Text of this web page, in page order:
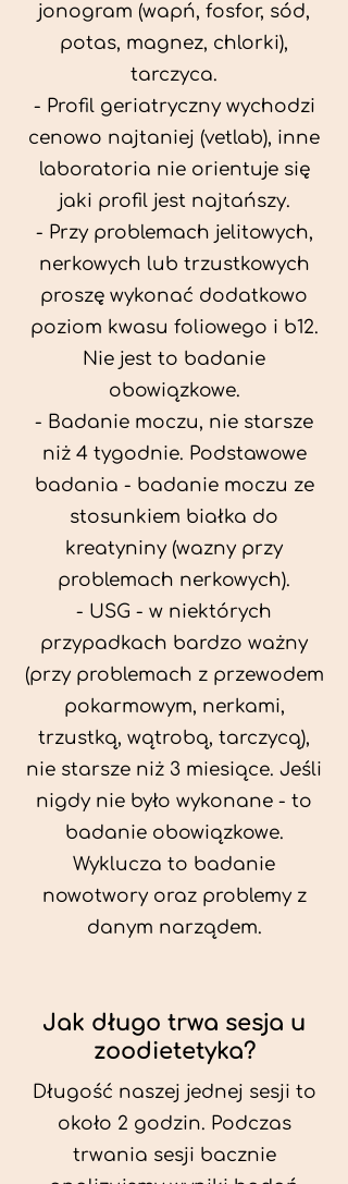
jonogram (wapń, fosfor, sód,
potas, magnez, chlorki),
tarczyca.
- Profil geriatryczny wychodzi
cenowo najtaniej (vetlab), inne
laboratoria nie orientuje się
jaki profil jest najtańszy.
- Przy problemach jelitowych,
nerkowych lub trzustkowych
proszę wykonać dodatkowo
poziom kwasu foliowego i b12.
Nie jest to badanie
obowiązkowe.
- Badanie moczu, nie starsze
niż 4 tygodnie. Podstawowe
badania - badanie moczu ze
stosunkiem białka do
kreatyniny (wazny przy
problemach nerkowych).
- USG - w niektórych
przypadkach bardzo ważny
(przy problemach z przewodem
pokarmowym, nerkami,
trzustką, wątrobą, tarczycą),
nie starsze niż 3 miesiące. Jeśli
nigdy nie było wykonane - to
badanie obowiązkowe.
Wyklucza to badanie
nowotwory oraz problemy z
danym narządem.
Jak długo trwa sesja u
zoodietetyka?
Długość naszej jednej sesji to
około 2 godzin. Podczas
trwania sesji bacznie